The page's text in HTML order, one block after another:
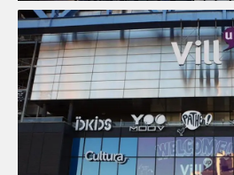
Économie De La Construction
Commercial
Pilotage